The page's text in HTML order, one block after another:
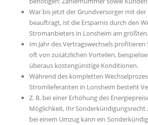
War bis jetzt der Grundversorger mit
beauftragt, ist die Ersparnis durch den
Stromanbieters in Lonsheim am größten.
Im Jahr des Vertragswechsels profitieren
oft von zusätzlichen Vorteilen,
überaus kostengünstige Konditionen.
Während des kompletten
Stromlieferanten in Lonsheim besteht
Z. B. bei einer Erhöhung des
Möglichkeit, Ihr Sonderkündigungsrecht
bei einem Umzug kann ein